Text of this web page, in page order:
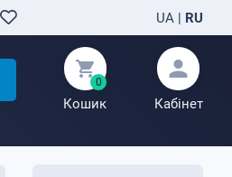
UA | RU
0
Кошик Кабінет